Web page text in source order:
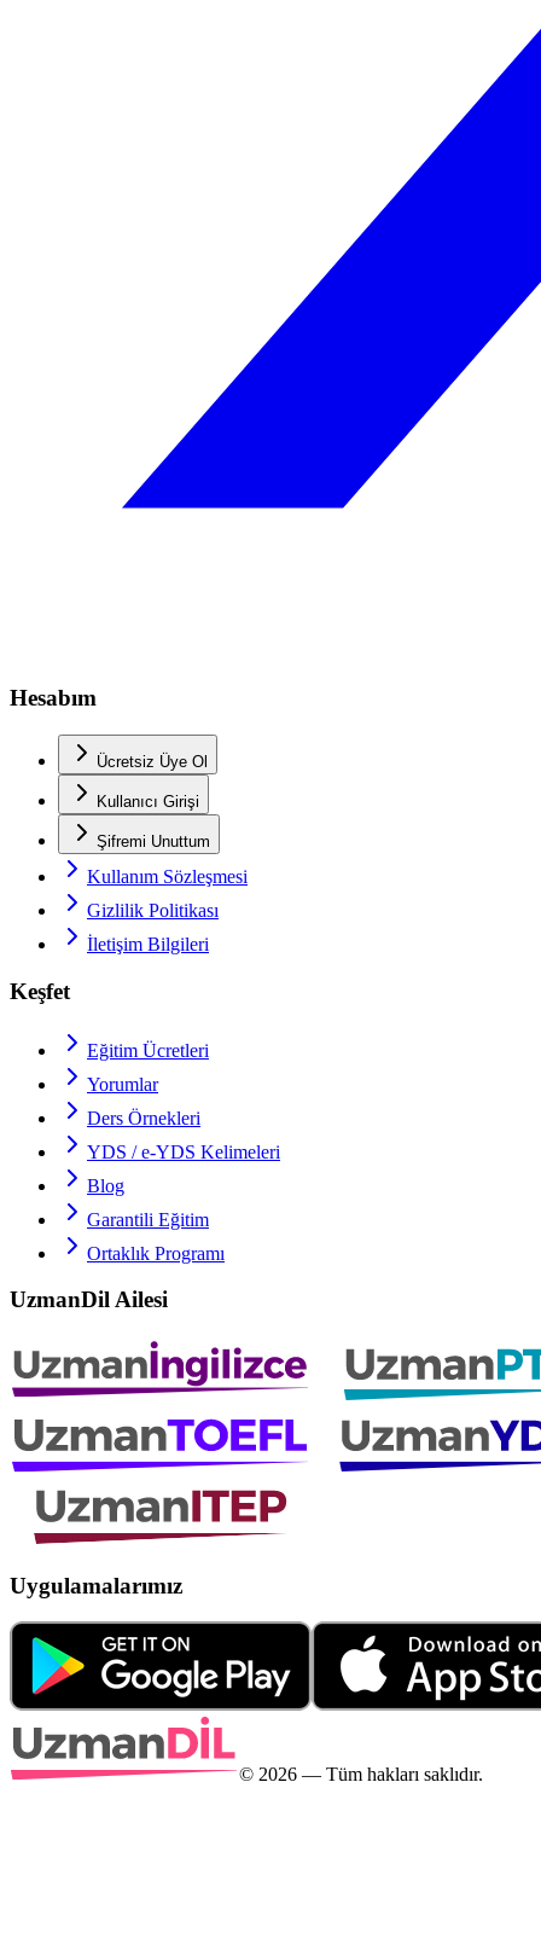
Hesabım
Ücretsiz Üye Ol
Kullanıcı Girişi
Şifremi Unuttum
Kullanım Sözleşmesi
Gizlilik Politikası
İletişim Bilgileri
Keşfet
Eğitim Ücretleri
Yorumlar
Ders Örnekleri
YDS / e-YDS Kelimeleri
Blog
Garantili Eğitim
Ortaklık Programı
UzmanDil Ailesi
Uygulamalarımız
© 2026 — Tüm hakları saklıdır.